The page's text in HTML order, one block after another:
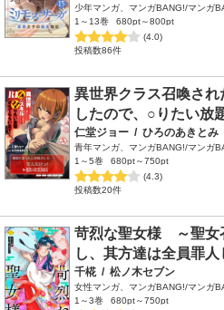
少年マンガ、マンガBANG!/マンガ
1～13巻
680pt～800pt
(4.0)
投稿数86件
異世界クラス召喚さ
したので、○りたい放
仁堂ジョー / ひろのあきとみ
青年マンガ、マンガBANG!/マンガ
1～5巻
680pt～750pt
(4.3)
投稿数20件
苛烈な聖女様 ～聖女
し、其方達は全員罪人
千椛 / 松ノ木セブン
女性マンガ、マンガBANG!/マンガ
1～3巻
680pt～750pt